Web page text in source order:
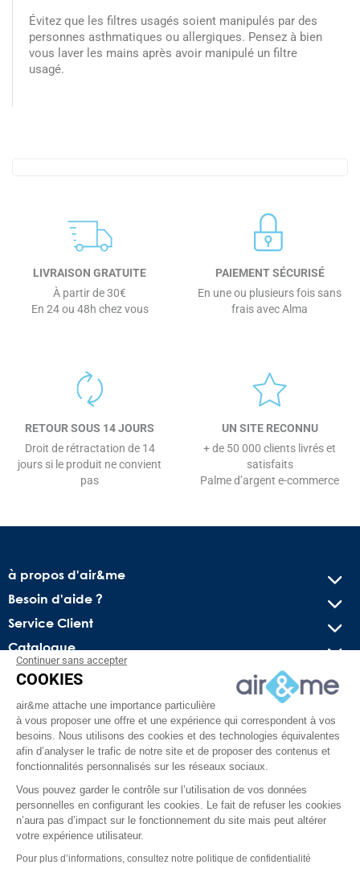
Évitez que les filtres usagés soient manipulés par des
personnes asthmatiques ou allergiques. Pensez à bien
vous laver les mains après avoir manipulé un filtre
usagé.
LIVRAISON GRATUITE
À partir de 30€
En 24 ou 48h chez vous
PAIEMENT SÉCURISÉ
En une ou plusieurs fois sans
frais avec Alma
RETOUR SOUS 14 JOURS
Droit de rétractation de 14
jours si le produit ne convient
pas
UN SITE RECONNU
+ de 50 000 clients livrés et
satisfaits
Palme d’argent e-commerce
à propos d'air&me
Besoin d'aide ?
Service Client
Catalogue
Recevez nos offres spéciales !
Conseils pratiques, bons plans exclusifs et actus sur l’air
intérieur. Pas de spam, juré !
FacebookYouTubePinterestInstagramTikTok
Continuer sans accepter
COOKIES
air&me attache une importance particulière
à vous proposer une offre et une expérience qui correspondent à vos
besoins. Nous utilisons des cookies et des technologies équivalentes
afin d’analyser le trafic de notre site et de proposer des contenus et
fonctionnalités personnalisés sur les réseaux sociaux.
Vous pouvez garder le contrôle sur l’utilisation de vos données
personnelles en configurant les cookies. Le fait de refuser les cookies
n’aura pas d’impact sur le fonctionnement du site mais peut altérer
votre expérience utilisateur.
Pour plus d’informations, consultez notre politique de confidentialité